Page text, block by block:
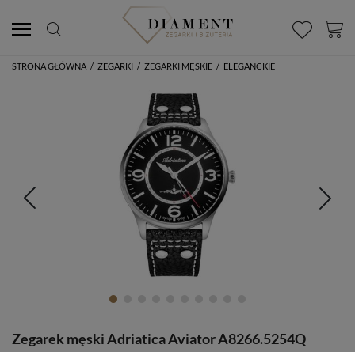
STRONA GŁÓWNA / ZEGARKI / ZEGARKI MĘSKIE / ELEGANCKIE
Zegarek męski Adriatica Aviator A8266.5254Q